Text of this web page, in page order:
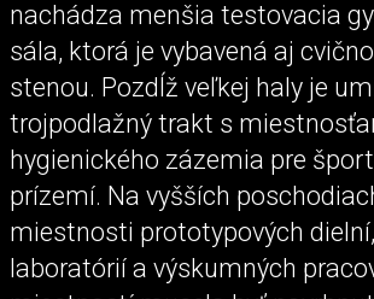
nachádza menšia testovacia
sála, ktorá je vybavená aj
stenou. Pozdĺž veľkej haly je
trojpodlažný trakt s
hygienického zázemia pre
prízemí. Na vyšších
miestnosti prototypových
laboratórií a výskumných